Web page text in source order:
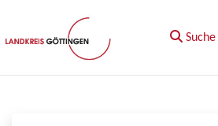
Zum Hauptinhalt springen
Suche